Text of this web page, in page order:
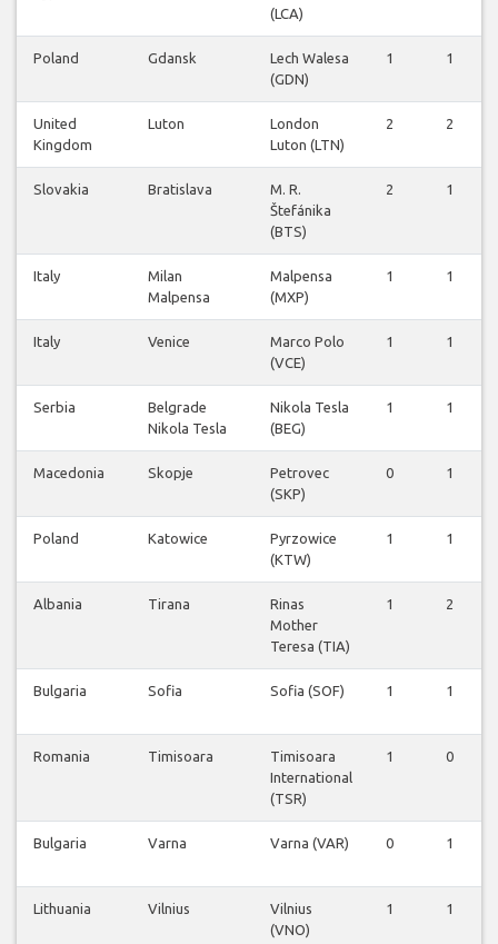
(LCA)
Poland Gdansk
Lech Walesa
(GDN)
1 1
United
Kingdom
Luton
London
Luton (LTN)
2 2
Slovakia Bratislava
M. R.
Štefánika
(BTS)
2 1
Italy
Milan
Malpensa
Malpensa
(MXP)
1 1
Italy Venice
Marco Polo
(VCE)
1 1
Serbia
Belgrade
Nikola Tesla
Nikola Tesla
(BEG)
1 1
Macedonia Skopje
Petrovec
(SKP)
0 1
Poland Katowice
Pyrzowice
(KTW)
1 1
Albania Tirana
Rinas
Mother
Teresa (TIA)
1 2
Bulgaria Sofia Sofia (SOF) 1 1
Romania Timisoara
Timisoara
International
(TSR)
1 0
Bulgaria Varna Varna (VAR) 0 1
Lithuania Vilnius
Vilnius
(VNO)
1 1